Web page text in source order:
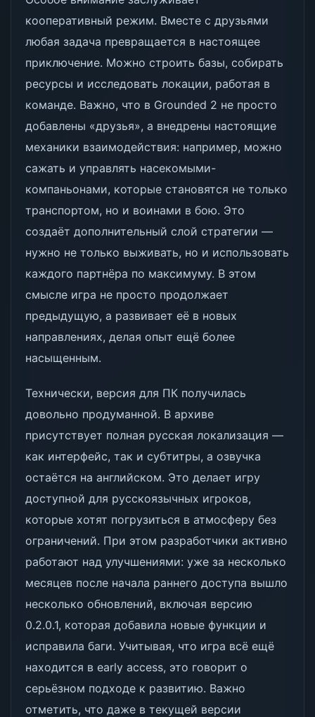
кооперативный режим. Вместе с друзьями
любая задача превращается в настоящее
приключение. Можно строить базы, собирать
ресурсы и исследовать локации, работая в
команде. Важно, что в Grounded 2 не просто
добавлены «друзья», а внедрены настоящие
механики взаимодействия: например, можно
сажать и управлять насекомыми-
компаньонами, которые становятся не только
транспортом, но и воинами в бою. Это
создаёт дополнительный слой стратегии —
нужно не только выживать, но и использовать
каждого партнёра по максимуму. В этом
смысле игра не просто продолжает
предыдущую, а развивает её в новых
направлениях, делая опыт ещё более
насыщенным.
Технически, версия для ПК получилась
довольно продуманной. В архиве
присутствует полная русская локализация —
как интерфейс, так и субтитры, а озвучка
остаётся на английском. Это делает игру
доступной для русскоязычных игроков,
которые хотят погрузиться в атмосферу без
ограничений. При этом разработчики активно
работают над улучшениями: уже за несколько
месяцев после начала раннего доступа вышло
несколько обновлений, включая версию
0.2.0.1, которая добавила новые функции и
исправила баги. Учитывая, что игра всё ещё
находится в early access, это говорит о
серьёзном подходе к развитию. Важно
отметить, что даже в текущей версии